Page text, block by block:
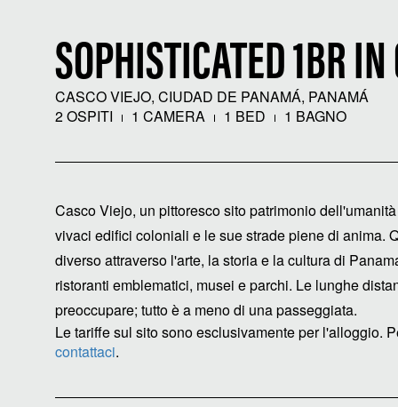
SOPHISTICATED 1BR IN
CASCO VIEJO, CIUDAD DE PANAMÁ, PANAMÁ
2 OSPITI
1 CAMERA 1 BED 1 BAGNO
Casco Viejo, un pittoresco sito patrimonio
vivaci edifici coloniali e le sue strade piene di anima.
diverso attraverso l'arte, la storia e la cultura di
ristoranti emblematici, musei e parchi. Le lunghe
preoccupare; tutto è a meno di una passeggiata.
Le tariffe sul sito sono esclusivamente per l'alloggio.
contattaci.